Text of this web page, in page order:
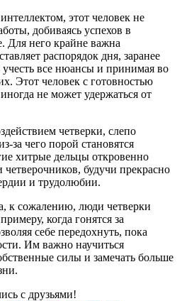
этот человек не
добиваясь успехов в
Для него крайне важна
распорядок дня, заранее
учесть все нюансы и принимая во
Этот человек с готовностью
не может удержаться от
четверки, слепо
за чего порой становятся
хитрые дельцы откровенно
будучи прекрасно
и трудолюбии.
к сожалению, люди четверки
когда гонятся за
себе передохнуть, пока
Им важно научиться
силы и замечать больше
с друзьями!